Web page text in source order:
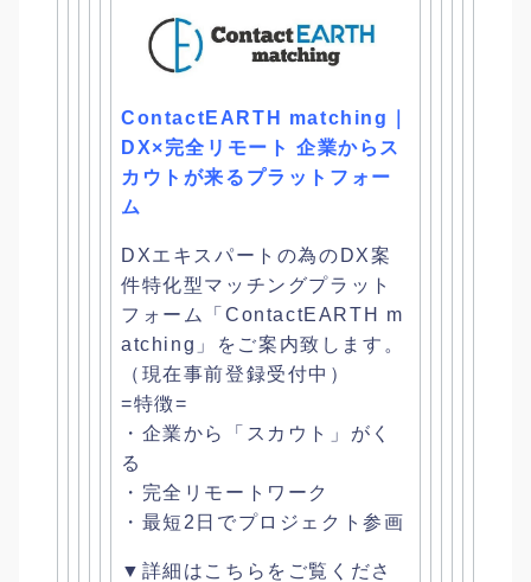
ContactEARTH matching｜
DX×完全リモート 企業からス
カウトが来るプラットフォー
ム
DXエキスパートの為のDX案
件特化型マッチングプラット
フォー ム「ContactEARTH m
atching」をご案内致します。
（現在事前登録受付中）
=特徴=
・企業から「スカウト」がく
る
・完全リモートワーク
・最短2日でプロジェクト参画
▼詳細はこちらをご覧くださ